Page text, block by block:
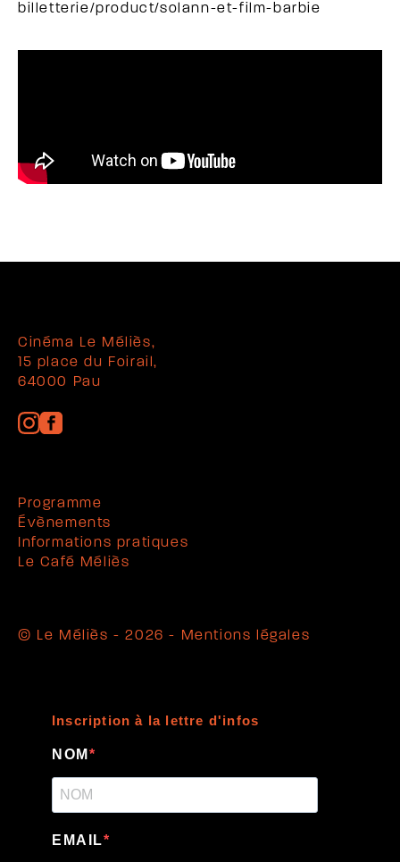
billetterie/product/solann-et-film-barbie
Cinéma Le Méliès,
15 place du Foirail,
64000 Pau
Programme
Évènements
Informations pratiques
Le Café Méliès
© Le Méliès - 2026 - Mentions légales
Inscription à la lettre d'infos
NOM
EMAIL